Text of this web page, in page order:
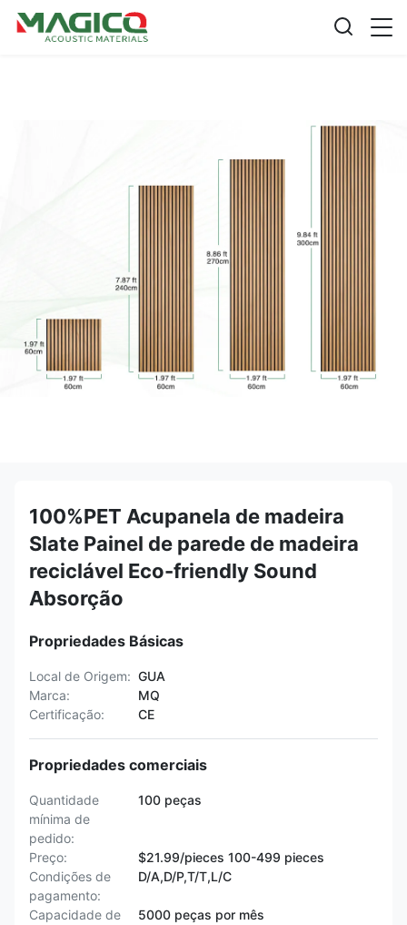
100%PET Acupanela de madeira
Slate Painel de parede de madeira
reciclável Eco-friendly Sound
Absorção
Propriedades Básicas
Local de Origem: GUA
Marca:
MQ
Certificação:
CE
Propriedades comerciais
Quantidade
mínima de
pedido:
100 peças
Preço:
$21.99/pieces 100-499 pieces
Condições de
pagamento:
D/A,D/P,T/T,L/C
Capacidade de
5000 peças por mês